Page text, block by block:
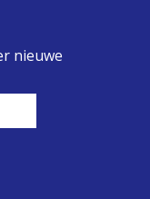
nieuwe